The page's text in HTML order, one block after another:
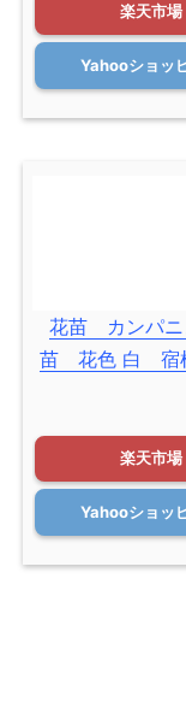
楽天市場
Yahooショッ
花苗 カンパニ
苗 花色 白 宿
楽天市場
Yahooショッ